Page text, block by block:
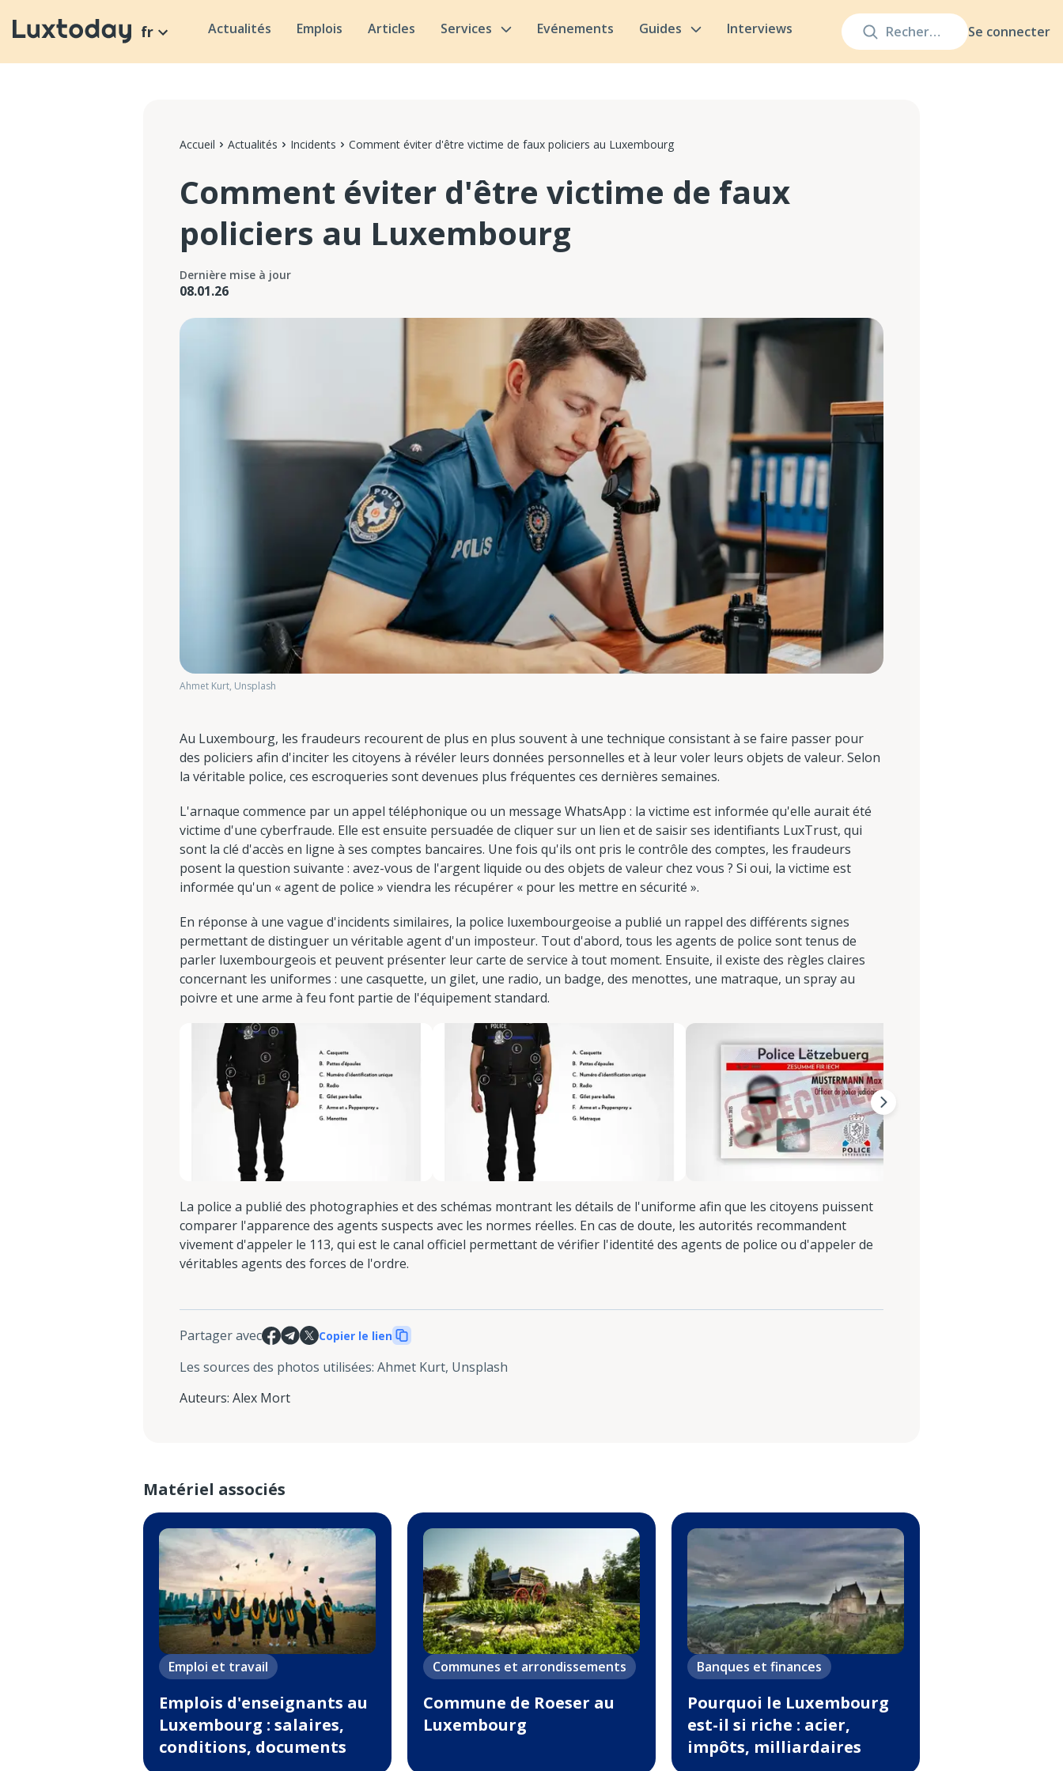
Se connecter
fr Actualités Emplois Articles Services Evénements Guides Interviews
Accueil Actualités Incidents Comment éviter d'être victime de faux policiers au Luxembourg
Comment éviter d'être victime de faux
policiers au Luxembourg
Dernière mise à jour
08.01.26
Ahmet Kurt, Unsplash
Au Luxembourg, les fraudeurs recourent de plus en plus souvent à une technique consistant à se faire passer pour
des policiers afin d'inciter les citoyens à révéler leurs données personnelles et à leur voler leurs objets de valeur. Selon
la véritable police, ces escroqueries sont devenues plus fréquentes ces dernières semaines.
L'arnaque commence par un appel téléphonique ou un message WhatsApp : la victime est informée qu'elle aurait été
victime d'une cyberfraude. Elle est ensuite persuadée de cliquer sur un lien et de saisir ses identifiants LuxTrust, qui
sont la clé d'accès en ligne à ses comptes bancaires. Une fois qu'ils ont pris le contrôle des comptes, les fraudeurs
posent la question suivante : avez-vous de l'argent liquide ou des objets de valeur chez vous ? Si oui, la victime est
informée qu'un « agent de police » viendra les récupérer « pour les mettre en sécurité ».
En réponse à une vague d'incidents similaires, la police luxembourgeoise a publié un rappel des différents signes
permettant de distinguer un véritable agent d'un imposteur. Tout d'abord, tous les agents de police sont tenus de
parler luxembourgeois et peuvent présenter leur carte de service à tout moment. Ensuite, il existe des règles claires
concernant les uniformes : une casquette, un gilet, une radio, un badge, des menottes, une matraque, un spray au
poivre et une arme à feu font partie de l'équipement standard.
La police a publié des photographies et des schémas montrant les détails de l'uniforme afin que les citoyens puissent
comparer l'apparence des agents suspects avec les normes réelles. En cas de doute, les autorités recommandent
vivement d'appeler le 113, qui est le canal officiel permettant de vérifier l'identité des agents de police ou d'appeler de
véritables agents des forces de l'ordre.
Partager avec Copier le lien
Les sources des photos utilisées: Ahmet Kurt, Unsplash
Auteurs: Alex Mort
Matériel associés
Emploi et travail
Emplois d'enseignants au
Luxembourg : salaires,
conditions, documents
Communes et arrondissements
Commune de Roeser au
Luxembourg
Banques et finances
Pourquoi le Luxembourg
est-il si riche : acier,
impôts, milliardaires